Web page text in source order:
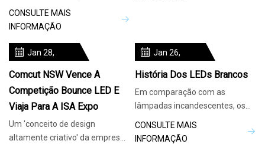
formato semelhante
CONSULTE MAIS
INFORMAÇÃO
Jan 28,
Comcut NSW Vence A
Competição Bounce LED E
Viaja Para A ISA Expo
Um 'conceito de design
altamente criativo' da empresa
Jan 26,
História Dos LEDs Brancos
Em comparação com as
lâmpadas incandescentes, os
lúmens por watt de
CONSULTE MAIS
INFORMAÇÃO